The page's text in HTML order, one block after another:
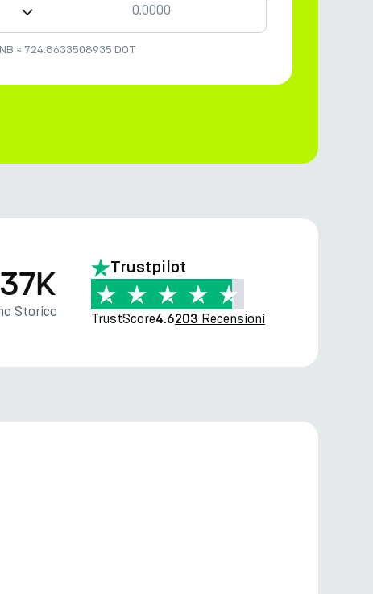
≈ 724.8633508935 DOT
Storico
Trustpilot
TrustScore4.6203 Recensioni